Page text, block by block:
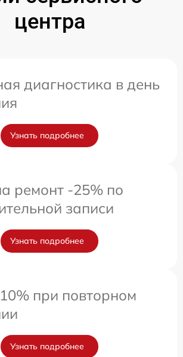
центра
диагностика в день
Узнать подробнее
ремонт -25% по
записи
Узнать подробнее
при повторном
Узнать подробнее